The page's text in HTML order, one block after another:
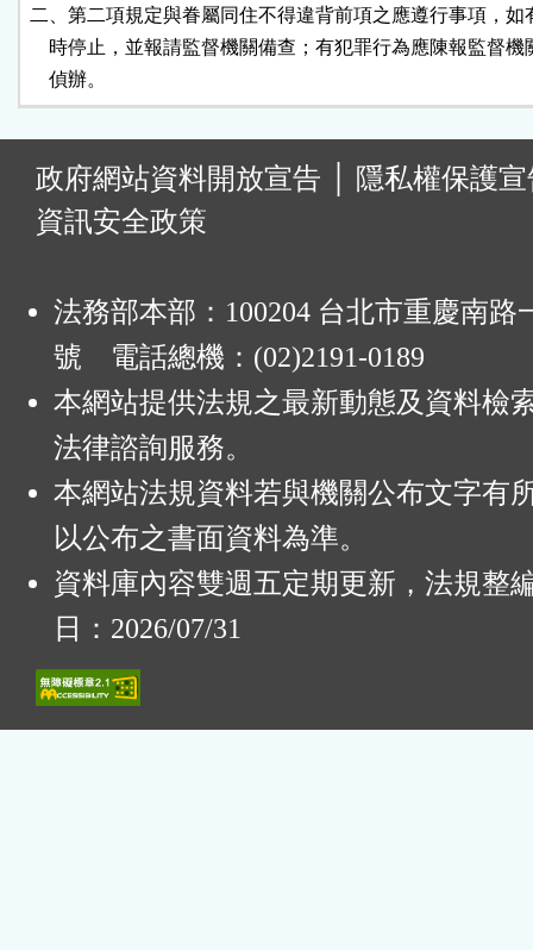
二、第二項規定與眷屬同住不得違背前項之應遵行事項，
時停止，並報請監督機關備查；有犯罪行為應陳報監督
    偵辦。
政府網站資料開放宣告
隱私權保護
資訊安全政策
法務部本部：100204 台北市重慶南路
號 電話總機：(02)2191-0189
本網站提供法規之最新動態及資料檢
法律諮詢服務。
本網站法規資料若與機關公布文字有
以公布之書面資料為準。
資料庫內容雙週五定期更新，法規整
日：2026/07/31